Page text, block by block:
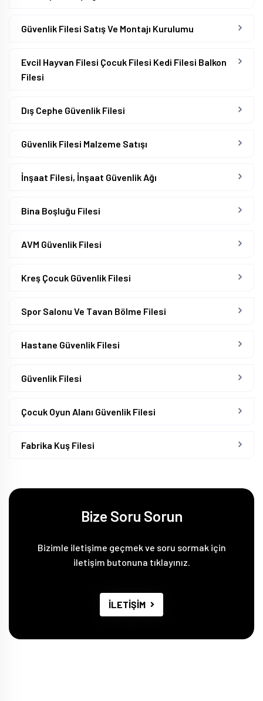
Güvenlik Filesi Satış Ve Montajı Kurulumu
Evcil Hayvan Filesi Çocuk Filesi Kedi Filesi Balkon
Filesi
Dış Cephe Güvenlik Filesi
Güvenlik Filesi Malzeme Satışı
İnşaat Filesi, İnşaat Güvenlik Ağı
Bina Boşluğu Filesi
AVM Güvenlik Filesi
Kreş Çocuk Güvenlik Filesi
Spor Salonu Ve Tavan Bölme Filesi
Hastane Güvenlik Filesi
Güvenlik Filesi
Çocuk Oyun Alanı Güvenlik Filesi
Fabrika Kuş Filesi
Bize Soru Sorun
Bizimle iletişime geçmek ve soru sormak için
iletişim butonuna tıklayınız.
İLETİŞİM